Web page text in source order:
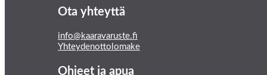
Ota yhteyttä
info@kaaravaruste.fi
Yhteydenottolomake
Ohjeet ja apua